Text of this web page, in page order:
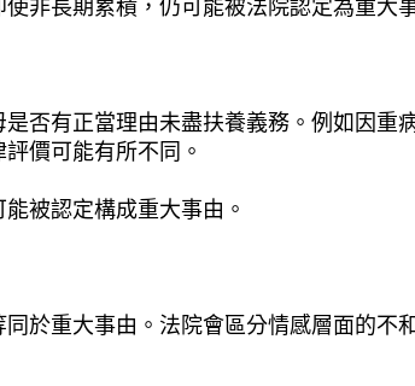
非長期累積，仍可能被法院認定為重大
否有正當理由未盡扶養義務。例如因重
價可能有所不同。
被認定構成重大事由。
於重大事由。法院會區分情感層面的不